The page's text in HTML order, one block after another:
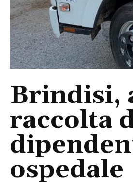
Brindisi,
raccolta
ospedale